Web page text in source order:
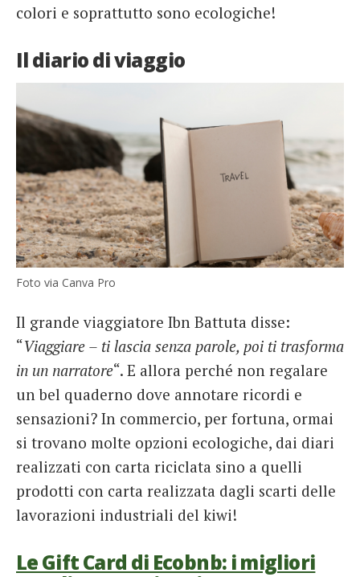
colori e soprattutto sono ecologiche!
Il diario di viaggio
Foto via Canva Pro
Il grande viaggiatore Ibn Battuta disse:
“Viaggiare – ti lascia senza parole, poi ti trasforma
in un narratore“. E allora perché non regalare
un bel quaderno dove annotare ricordi e
sensazioni? In commercio, per fortuna, ormai
si trovano molte opzioni ecologiche, dai diari
realizzati con carta riciclata sino a quelli
prodotti con carta realizzata dagli scarti delle
lavorazioni industriali del kiwi!
Le Gift Card di Ecobnb: i migliori